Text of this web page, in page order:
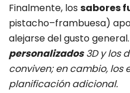
Finalmente, los sabores
pistacho–frambuesa)
alejarse del gusto general.
personalizados3D y los
conviven; en cambio, los
planificación adicional.